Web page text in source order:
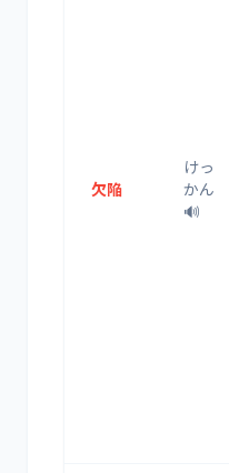
欠陥
けっ
かん
🔊